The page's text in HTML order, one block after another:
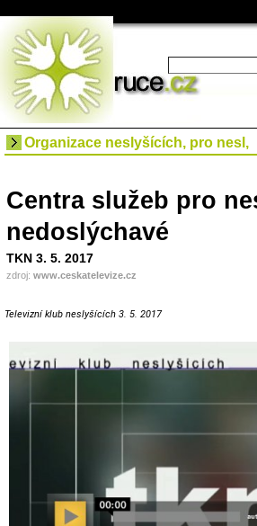
Organizace neslyšících, pro nesl,
Centra služeb pro
nedoslýchavé
TKN 3. 5. 2017
zdroj: www.ceskatelevize.cz
Televizní klub neslyšících 3. 5. 2017